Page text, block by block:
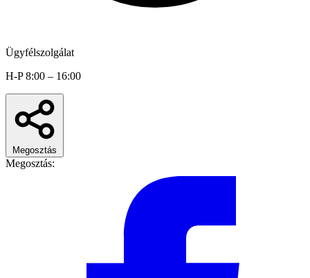
Ügyfélszolgálat
H-P 8:00 – 16:00
Megosztás
Megosztás: